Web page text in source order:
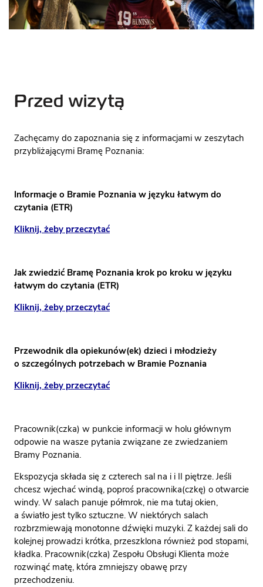
WSPÓLNY
BRAMA
OTWARTA
RZEKĘ
Przed wizytą
Zachęcamy do zapoznania się z informacjami w zeszytach
przybliżającymi Bramę Poznania:
Informacje o Bramie Poznania w języku łatwym do
czytania (ETR)
Kliknij, żeby przeczytać
Jak zwiedzić Bramę Poznania krok po kroku w języku
łatwym do czytania (ETR)
Kliknij, żeby przeczytać
Przewodnik dla opiekunów(ek) dzieci i młodzieży
o szczególnych potrzebach w Bramie Poznania
Kliknij, żeby przeczytać
Pracownik(czka) w punkcie informacji w holu głównym
odpowie na wasze pytania związane ze zwiedzaniem
Bramy Poznania.
Ekspozycja składa się z czterech sal na i i II piętrze. Jeśli
chcesz wjechać windą, poproś pracownika(czkę) o otwarcie
windy. W salach panuje półmrok, nie ma tutaj okien,
a światło jest tylko sztuczne. W niektórych salach
rozbrzmiewają monotonne dźwięki muzyki. Z każdej sali do
kolejnej prowadzi krótka, przeszklona również pod stopami,
kładka. Pracownik(czka) Zespołu Obsługi Klienta może
rozwinąć matę, która zmniejszy obawę przy
przechodzeniu.